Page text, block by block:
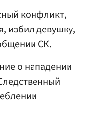
конфликт,
избил девушку,
СК.
о нападении